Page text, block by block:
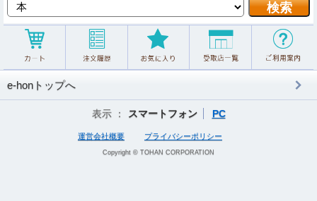
e-honトップへ
表示 ： スマートフォン PC
運営会社概要 プライバシーポリシー
Copyright © TOHAN CORPORATION